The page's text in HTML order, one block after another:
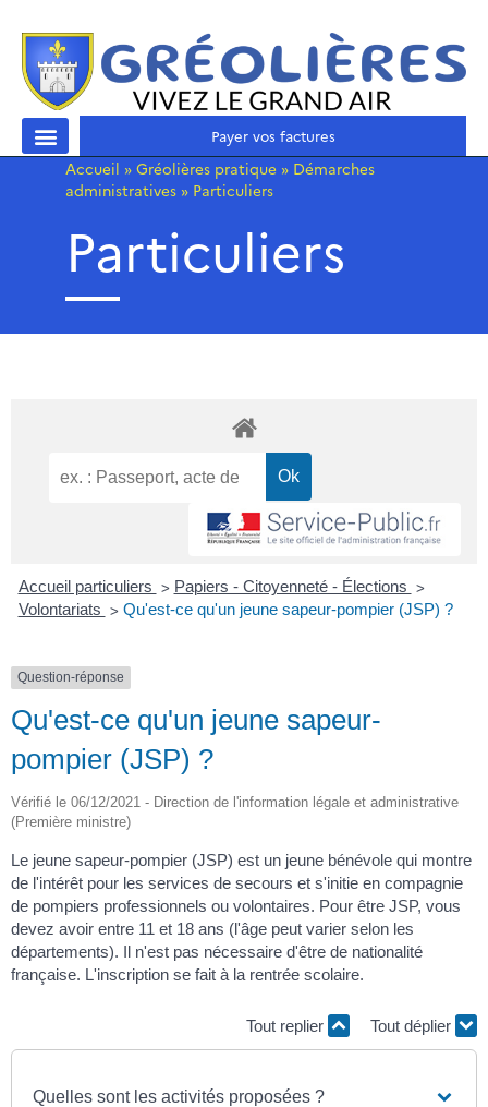
Payer vos factures
Accueil » Gréolières pratique » Démarches
administratives » Particuliers
Particuliers
Accueil particuliers > Papiers - Citoyenneté - Élections >
Volontariats > Qu'est-ce qu'un jeune sapeur-pompier (JSP) ?
Question-réponse
Qu'est-ce qu'un jeune sapeur-
pompier (JSP) ?
Vérifié le 06/12/2021 - Direction de l'information légale et administrative
(Première ministre)
Le jeune sapeur-pompier (JSP) est un jeune bénévole qui montre
de l'intérêt pour les services de secours et s'initie en compagnie
de pompiers professionnels ou volontaires. Pour être JSP, vous
devez avoir entre 11 et 18 ans (l'âge peut varier selon les
départements). Il n'est pas nécessaire d'être de nationalité
française. L'inscription se fait à la rentrée scolaire.
Tout replier Tout déplier
Quelles sont les activités proposées ?